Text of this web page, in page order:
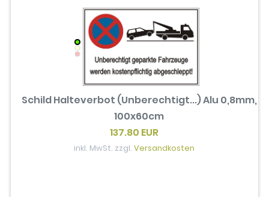
Schild Halteverbot (Unberechtigt...) Alu 0,8mm,
100x60cm
137.80 EUR
inkl. MwSt. zzgl.Versandkosten